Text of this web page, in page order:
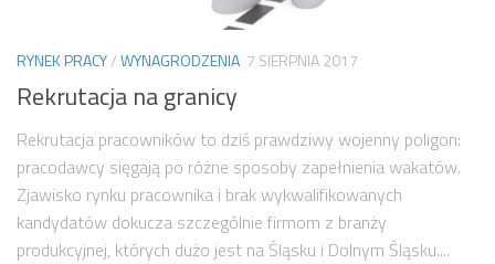
RYNEK PRACY/WYNAGRODZENIA 7 SIERPNIA 2017
Rekrutacja na granicy
Rekrutacja pracowników to dziś prawdziwy wojenny poligon:
pracodawcy sięgają po różne sposoby zapełnienia wakatów.
Zjawisko rynku pracownika i brak wykwalifikowanych
kandydatów dokucza szczególnie firmom z branży
produkcyjnej, których dużo jest na Śląsku i Dolnym Śląsku....